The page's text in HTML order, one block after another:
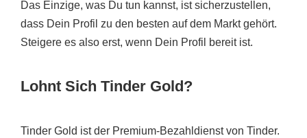
Das Einzige, was Du tun kannst, ist sicherzustellen,
dass Dein Profil zu den besten auf dem Markt gehört.
Steigere es also erst, wenn Dein Profil bereit ist.
Lohnt Sich Tinder Gold?
Tinder Gold ist der Premium-Bezahldienst von Tinder.